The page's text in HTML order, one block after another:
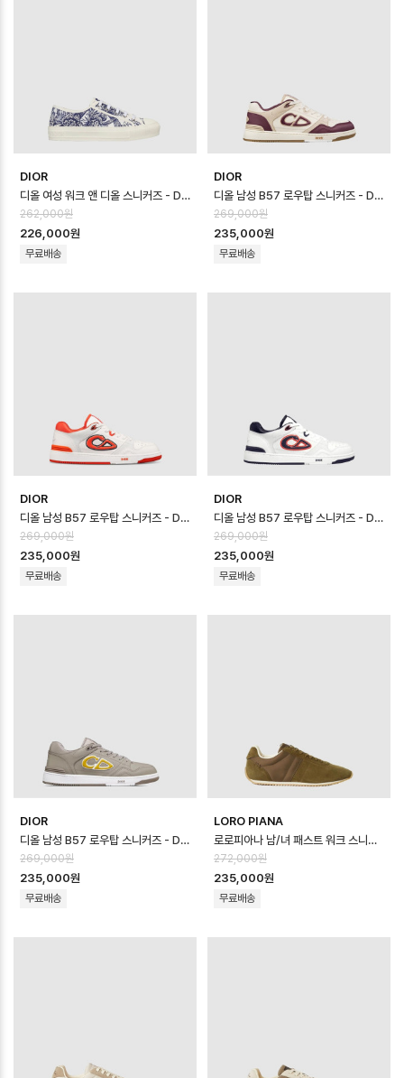
DIOR
디올 여성 워크 앤 디올 스니커즈 - Dior Womens Walk N Dior Sneak…
262,000원
226,000원
무료배송
DIOR
디올 남성 B57 로우탑 스니커즈 - Dior Mens B57 Low Top Sneaker…
269,000원
235,000원
무료배송
DIOR
디올 남성 B57 로우탑 스니커즈 - Dior Mens B57 Low Top Sneaker…
269,000원
235,000원
무료배송
DIOR
디올 남성 B57 로우탑 스니커즈 - Dior Mens B57 Low Top Sneaker…
269,000원
235,000원
무료배송
DIOR
디올 남성 B57 로우탑 스니커즈 - Dior Mens B57 Low Top Sneaker…
269,000원
235,000원
무료배송
LORO PIANA
로로피아나 남/녀 패스트 워크 스니커즈 - Loro Piana Unisex Fast Wal…
272,000원
235,000원
무료배송